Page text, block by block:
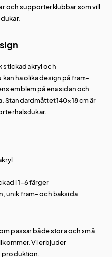
och supporterklubbar som vill
stickad akryl och
ha olika design på fram-
emblem på ena sidan och
140×18 cm är
i 1–6 färger
unik fram- och baksida
passar både stora och små
Vi erbjuder
produktion.